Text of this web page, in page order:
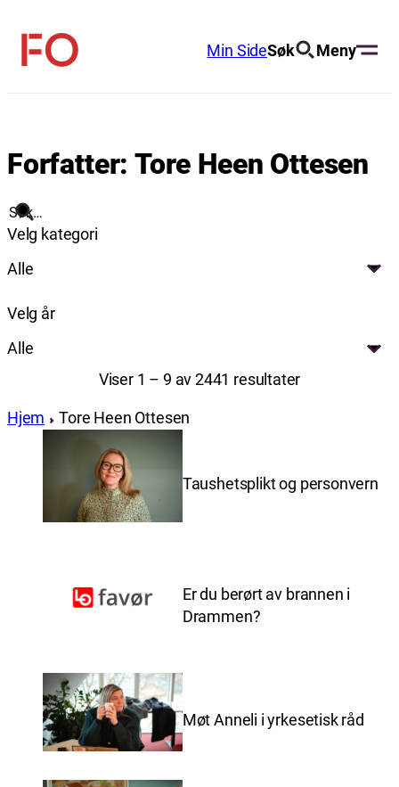
innhold
FO
Min SideSøk Meny
Forfatter:Tore Heen Ottesen
Søk
Velg kategori
Alle
Velg år
Alle
Viser 1 – 9 av 2441 resultater
Hjem Tore Heen Ottesen
Taushetsplikt og personvern
Er du berørt av brannen i
Drammen?
Møt Anneli i yrkesetisk råd